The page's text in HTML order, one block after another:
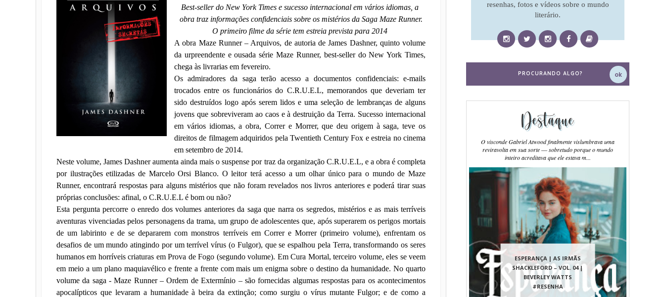
Best-seller do New York Times e sucesso internacional em vários idiomas, a
obra traz informações confidenciais sobre os mistérios da Saga Maze Runner.
O primeiro filme da série tem estreia prevista para 2014
A obra Maze Runner – Arquivos, de autoria de James Dashner, quinto volume
da urpreendente e ousada série Maze Runner, best-seller do New York Times,
chega às livrarias em fevereiro.
Os admiradores da saga terão acesso a documentos confidenciais: e-mails
trocados entre os funcionários do C.R.U.E.L, memorandos que deveriam ter
sido destruídos logo após serem lidos e uma seleção de lembranças de alguns
jovens que sobreviveram ao caos e à destruição da Terra. Sucesso internacional
em vários idiomas, a obra, Correr e Morrer, que deu origem à saga, teve os
direitos de filmagem adquiridos pela Twentieth Century Fox e estreia no cinema
em setembro de 2014.
Neste volume, James Dashner aumenta ainda mais o suspense por traz da organização C.R.U.E.L, e a obra é completa
por ilustrações etilizadas de Marcelo Orsi Blanco. O leitor terá acesso a um olhar único para o mundo de Maze
Runner, encontrará respostas para alguns mistérios que não foram revelados nos livros anteriores e poderá tirar suas
próprias conclusões: afinal, o C.R.U.E.L é bom ou não?
Esta pergunta percorre o enredo dos volumes anteriores da saga que narra os segredos, mistérios e as mais terríveis
aventuras vivenciadas pelos personagens da trama, um grupo de adolescentes que, após superarem os perigos mortais
de um labirinto e de se depararem com monstros terríveis em Correr e Morrer (primeiro volume), enfrentam os
desafios de um mundo atingindo por um terrível vírus (o Fulgor), que se espalhou pela Terra, transformando os seres
humanos em horríveis criaturas em Prova de Fogo (segundo volume). Em Cura Mortal, terceiro volume, eles se veem
em meio a um plano maquiavélico e frente a frente com mais um enigma sobre o destino da humanidade. No quarto
volume da saga - Maze Runner – Ordem de Extermínio – são fornecidas algumas respostas para os acontecimentos
apocalípticos que levaram a humanidade à beira da extinção; como surgiu o vírus mutante Fulgor; e de como a
resenhas, fotos e vídeos sobre o mundo
literário.
Destaque
ESPERANÇA | AS IRMÃS
SHACKLEFORD – VOL. 04 |
BEVERLEY WATTS
#RESENHA
O visconde Gabriel Atwood finalmente vislumbrava uma
reviravolta em sua sorte ― sobretudo porque o mundo
inteiro acreditava que ele estava m...